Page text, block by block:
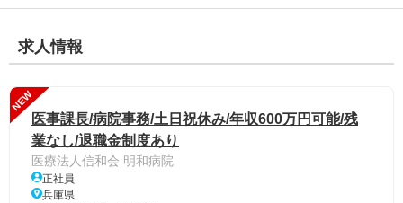
求人情報
NEW
医事課長/病院事務/土日祝休み/年収600万円可能/残
業なし/退職金制度あり
医療法人信和会 明和病院
正社員
兵庫県